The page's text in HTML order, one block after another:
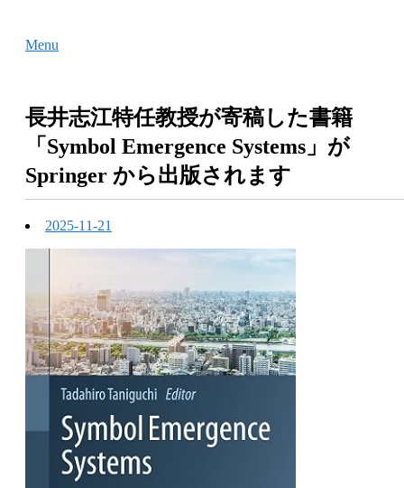
content
Menu
長井志江特任教授が寄稿した書籍
「Symbol Emergence Systems」が
Springer から出版されます
2025-11-21